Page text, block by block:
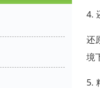
4.
还
境
5.